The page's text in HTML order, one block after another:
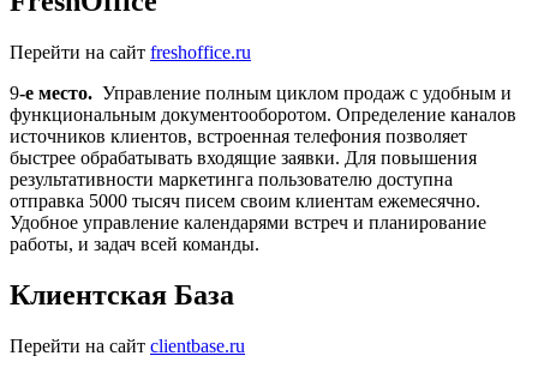
Перейти на сайт freshoffice.ru
9-е место. Управление полным циклом продаж с удобным и
функциональным документооборотом. Определение каналов
источников клиентов, встроенная телефония позволяет
быстрее обрабатывать входящие заявки. Для повышения
результативности маркетинга пользователю доступна
отправка 5000 тысяч писем своим клиентам ежемесячно.
Удобное управление календарями встреч и планирование
работы, и задач всей команды.
Клиентская База
Перейти на сайт clientbase.ru